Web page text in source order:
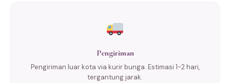
Pengiriman
Pengiriman luar kota via kurir bunga. Estimasi 1-2 hari,
tergantung jarak.